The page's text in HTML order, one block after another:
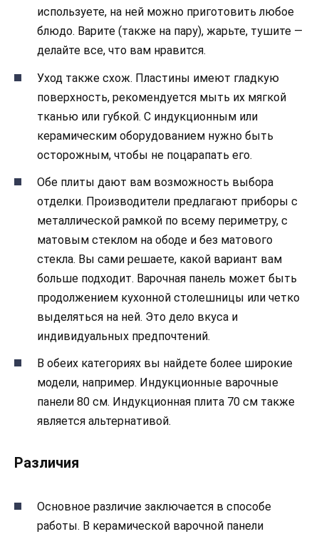
используете, на ней можно приготовить любое
блюдо. Варите (также на пару), жарьте, тушите —
делайте все, что вам нравится.
Уход также схож. Пластины имеют гладкую
поверхность, рекомендуется мыть их мягкой
тканью или губкой. С индукционным или
керамическим оборудованием нужно быть
осторожным, чтобы не поцарапать его.
Обе плиты дают вам возможность выбора
отделки. Производители предлагают приборы с
металлической рамкой по всему периметру, с
матовым стеклом на ободе и без матового
стекла. Вы сами решаете, какой вариант вам
больше подходит. Варочная панель может быть
продолжением кухонной столешницы или четко
выделяться на ней. Это дело вкуса и
индивидуальных предпочтений.
В обеих категориях вы найдете более широкие
модели, например. Индукционные варочные
панели 80 см. Индукционная плита 70 см также
является альтернативой.
Различия
Основное различие заключается в способе
работы. В керамической варочной панели